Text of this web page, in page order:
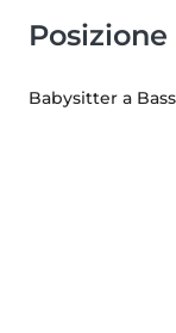
Posizione
Babysitter a